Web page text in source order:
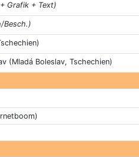
Grafik + Text)
Besch.)
(Mladá Boleslav, Tschechien)